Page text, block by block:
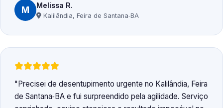
M Melissa R.
Kalilândia, Feira de Santana‑BA
Precisei de desentupimento urgente no Kalilândia, Feira
de Santana‑BA e fui surpreendido pela agilidade. Serviço